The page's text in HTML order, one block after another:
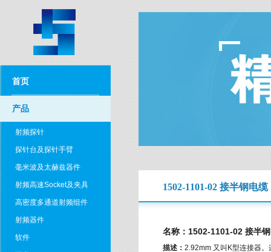
首页
产品
射频探针
探针台及探针手臂
毫米波及太赫兹器件
射频高速Socket及夹具
高密度多通道射频组件
射频器件
软件
1502-1101-02 接半钢电
名称：1502-1101-02 接半
描述： 2.92mm 又叫K型连接器